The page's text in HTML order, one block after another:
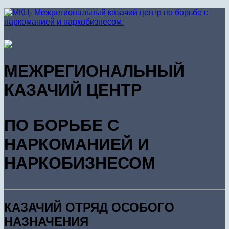
МЕЖРЕГИОНАЛЬНЫЙ
КАЗАЧИЙ ЦЕНТР
ПО БОРЬБЕ С
НАРКОМАНИЕЙ И
НАРКОБИЗНЕСОМ
КАЗАЧИЙ ОТРЯД ОСОБОГО
НАЗНАЧЕНИЯ